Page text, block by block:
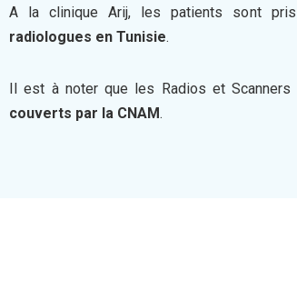
A la clinique Arij, les patients sont
radiologues en Tunisie.
Il est à noter que les Radios et
couverts par la CNAM.